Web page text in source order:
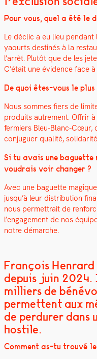
Pour vous, quel a été le
Le déclic a eu lieu
yaourts des­tinés à la
l’arrêt. Plutôt que de les
C’était une évi­dence face
De quoi êtes-vous le
Nous sommes fiers de
pro­duits autrement. Offrir
fer­miers Bleu-Blanc-Cœur,
con­juguer qual­ité,
Si tu avais une baguette
voudrais voir chang­er ?
Avec une baguette
jusqu’à leur dis­tri­b­u­tion
nous per­me­t­trait de
l’engagement de nos
notre démarche.
François Henrard
depuis juin
milliers de
permettent aux
de perdurer dans
hostile.
Com­ment as-tu trou­vé le